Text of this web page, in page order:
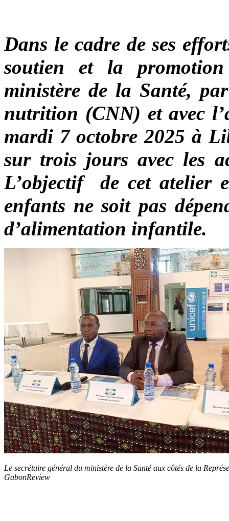
Dans le cadre de ses
soutien et la
ministère de la Santé,
nutrition (CNN) et avec
mardi 7 octobre 2025 à
sur trois jours avec les
L’objectif de cet atelier
enfants ne soit pas
d’alimentation infantile.
Le secrétaire général du ministère de la Santé aux côtés de la
GabonReview